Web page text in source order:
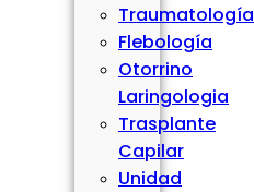
Traumatología
Flebología
Otorrino
Laringologia
Trasplante
Capilar
Unidad